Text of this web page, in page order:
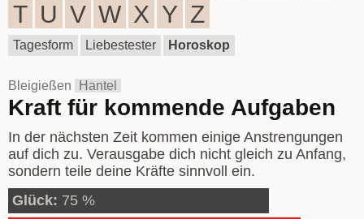
T U V W X Y Z
Tagesform Liebestester Horoskop
Bleigießen Hantel
Kraft für kommende Aufgaben
In der nächsten Zeit kommen einige Anstrengungen
auf dich zu. Verausgabe dich nicht gleich zu Anfang,
sondern teile deine Kräfte sinnvoll ein.
Glück: 75 %